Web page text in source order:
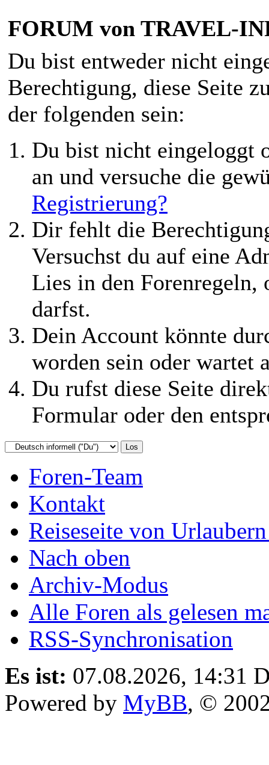
FORUM von TRAVEL-
Du bist entweder nicht
Berechtigung, diese Seite
der folgenden sein:
Du bist nicht eingeloggt
an und versuche die
Registrierung?
Dir fehlt die
Versuchst du auf eine
Lies in den Forenregeln,
darfst.
Dein Account könnte
worden sein oder wartet
Du rufst diese Seite
Formular oder den
Foren-Team
Kontakt
Reiseseite von
Nach oben
Archiv-Modus
Alle Foren als gelesen
RSS-Synchronisation
Es ist: 07.08.2026, 14:31
Powered by MyBB, ©